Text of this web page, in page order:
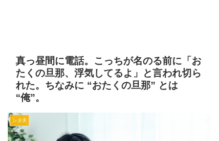
真っ昼間に電話。こっちが名のる前に「お
たくの旦那、浮気してるよ」と言われ切ら
れた。ちなみに “おたくの旦那” とは
“俺”。
シタ夫